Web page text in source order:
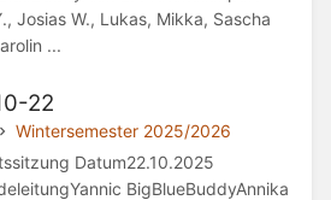
Josias W., Lukas, Mikka, Sascha
...
22
Wintersemester 2025/2026
Datum22.10.2025
BigBlueBuddyAnnika